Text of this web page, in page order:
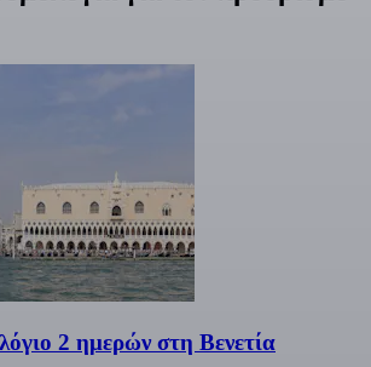
2 ημερών στη Βενετία